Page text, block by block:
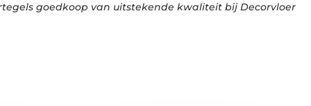
goedkoop van uitstekende kwaliteit bij Decorvloer